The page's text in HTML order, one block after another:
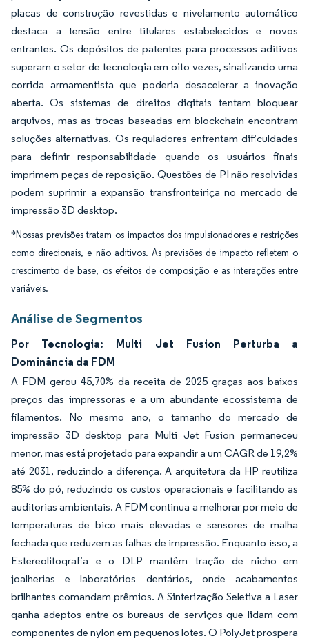
placas de construção revestidas e nivelamento automático
destaca a tensão entre titulares estabelecidos e novos
entrantes. Os depósitos de patentes para processos aditivos
superam o setor de tecnologia em oito vezes, sinalizando uma
corrida armamentista que poderia desacelerar a inovação
aberta. Os sistemas de direitos digitais tentam bloquear
arquivos, mas as trocas baseadas em blockchain encontram
soluções alternativas. Os reguladores enfrentam dificuldades
para definir responsabilidade quando os usuários finais
imprimem peças de reposição. Questões de PI não resolvidas
podem suprimir a expansão transfronteiriça no mercado de
impressão 3D desktop.
*Nossas previsões tratam os impactos dos impulsionadores e restrições
como direcionais, e não aditivos. As previsões de impacto refletem o
crescimento de base, os efeitos de composição e as interações entre
variáveis.
Análise de Segmentos
Por Tecnologia: Multi Jet Fusion Perturba a
Dominância da FDM
A FDM gerou 45,70% da receita de 2025 graças aos baixos
preços das impressoras e a um abundante ecossistema de
filamentos. No mesmo ano, o tamanho do mercado de
impressão 3D desktop para Multi Jet Fusion permaneceu
menor, mas está projetado para expandir a um CAGR de 19,2%
até 2031, reduzindo a diferença. A arquitetura da HP reutiliza
85% do pó, reduzindo os custos operacionais e facilitando as
auditorias ambientais. A FDM continua a melhorar por meio de
temperaturas de bico mais elevadas e sensores de malha
fechada que reduzem as falhas de impressão. Enquanto isso, a
Estereolitografia e o DLP mantêm tração de nicho em
joalherias e laboratórios dentários, onde acabamentos
brilhantes comandam prêmios. A Sinterização Seletiva a Laser
ganha adeptos entre os bureaus de serviços que lidam com
componentes de nylon em pequenos lotes. O PolyJet prospera